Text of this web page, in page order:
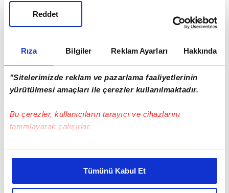
Rıza Bilgiler Reklam Ayarları Hakkında
"Sitelerimizde reklam ve pazarlama faaliyetlerinin
yürütülmesi amaçları ile çerezler kullanılmaktadır.
Bu çerezler, kullanıcıların tarayıcı ve cihazlarını
tanımlayarak çalışırlar.
Bu çerezlere izin vermeniz halinde sizlere özel
daha iyi reklam deneyimi yaşatabiliriz. Bunu yaparken
amacımızın size daha iyi bir reklam deneyimi sunmak
Tümünü Kabul Et
Reddet
Novak, piyasadaki gelişmelerin sürekli takip
edileceğini ve konunun pazartesi günü
düzenlenecek toplantıda yeniden ele
alınacağını kaydetti.
Rusya, dünyanın önde gelen dizel yakıt